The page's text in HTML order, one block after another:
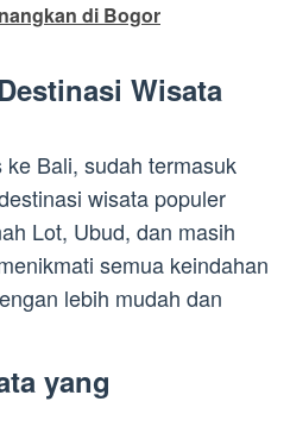
di Bogor
Wisata
Bali, sudah termasuk
wisata populer
Lot, Ubud, dan masih
semua keindahan
lebih mudah dan
yang